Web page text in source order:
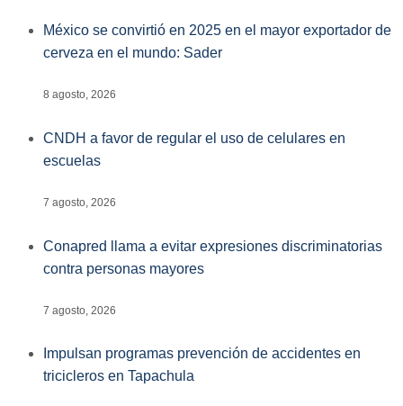
México se convirtió en 2025 en el mayor exportador de
cerveza en el mundo: Sader
8 agosto, 2026
CNDH a favor de regular el uso de celulares en
escuelas
7 agosto, 2026
Conapred llama a evitar expresiones discriminatorias
contra personas mayores
7 agosto, 2026
Impulsan programas prevención de accidentes en
tricicleros en Tapachula